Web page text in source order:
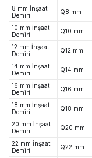
8 mm İnşaat
Demiri
Q8 mm
10 mm İnşaat
Demiri
Q10 mm
12 mm İnşaat
Demiri
Q12 mm
14 mm İnşaat
Demiri
Q14 mm
16 mm İnşaat
Demiri
Q16 mm
18 mm İnşaat
Demiri
Q18 mm
20 mm İnşaat
Demiri
Q20 mm
22 mm İnşaat
Demiri
Q22 mm